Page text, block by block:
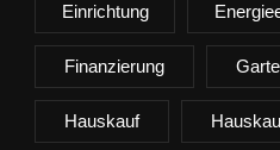
Einrichtung
Finanzierung
Hauskauf